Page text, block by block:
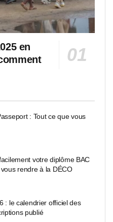
en
: Tout ce que vous
votre diplôme BAC
rendre à la DÉCO
: le calendrier officiel des
publié